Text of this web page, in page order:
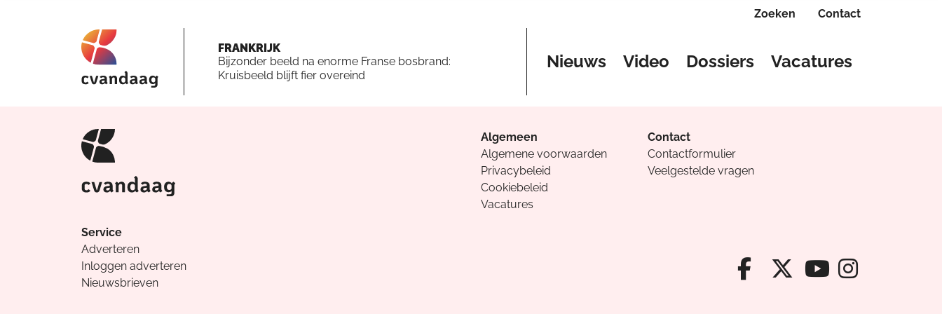
Zoeken Contact
FRANKRIJK
Bijzonder beeld na enorme Franse bosbrand:
Kruisbeeld blijft fier overeind
Nieuws Video Dossiers Vacatures
Algemeen
Algemene voorwaarden
Privacybeleid
Cookiebeleid
Vacatures
Contact
Contactformulier
Veelgestelde vragen
Service
Adverteren
Inloggen adverteren
Nieuwsbrieven
Facebook van
X van